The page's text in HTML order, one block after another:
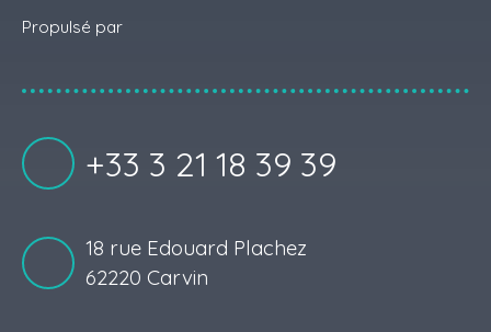
Propulsé par
+33 3 21 18 39 39
18 rue Edouard Plachez
62220 Carvin